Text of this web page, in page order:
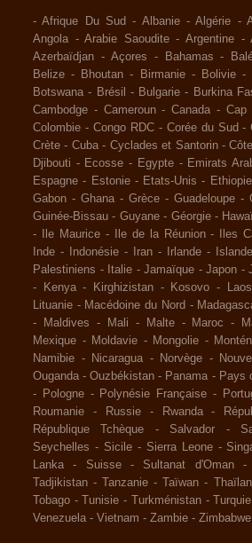
-Afrique Du Sud - Albanie -Algérie -
Angola -Arabie Saoudite -Argentine -
Azerbaïdjan - Açores - Bahamas -
Belize - Bhoutan - Birmanie - Bolivie -
Botswana - Brésil - Bulgarie - Burkina
Cambodge - Cameroun - Canada - Cap
Colombie - Congo RDC - Corée du Sud -
Crète - Cuba - Cyclades et Santorin -
Djibouti - Ecosse - Egypte - Emirats
Espagne - Estonie - Etats-Unis - Ethiopie
Gabon - Ghana - Grèce - Guadeloupe -
Guinée-Bissau - Guyane - Géorgie -
-
Ile Maurice - Ile de la Réunion - Iles
Inde - Indonésie - Iran - Irlande - Islande
Palestiniens - Italie - Jamaïque - Japon -
-
Kenya - Kirghizistan - Kosovo - Laos
Lituanie - Macédoine du Nord -
-
Maldives - Mali - Malte - Maroc -
Mexique - Moldavie - Mongolie -
Namibie - Nicaragua - Norvège -
Ouganda -Ouzbékistan - Panama - Pays
-
Pologne - Polynésie Française -
Roumanie
- Russie - Rwanda -
République Tchèque
- Salvador -
Seychelles - Sicile - Sierra Leone -
Lanka
- Suisse - Sultanat d'Oman -
Tadjikistan -Tanzanie -Taïwan -
Tobago -Tunisie - Turkménistan -Turquie
Venezuela - Vietnam - Zambie - Zimbabwe